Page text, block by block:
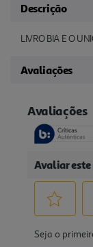
Descrição
LIVRO BIA E O
Avaliações